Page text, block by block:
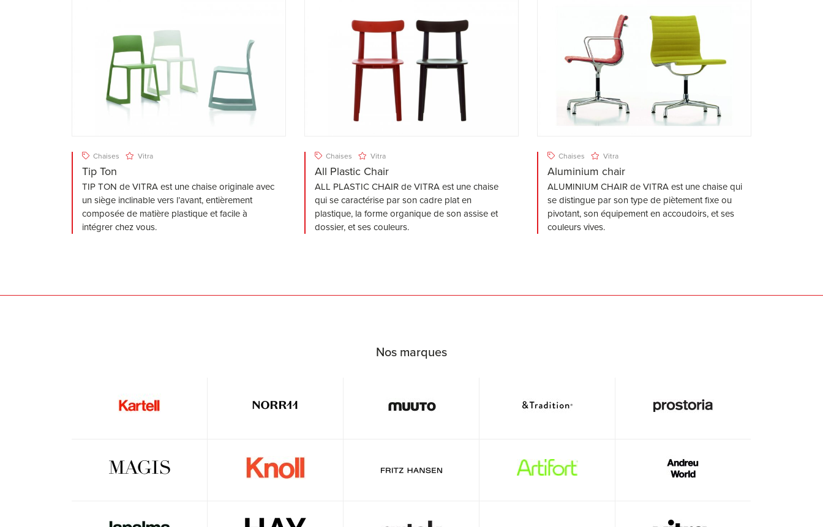
Chaises Vitra
Tip Ton
TIP TON de VITRA est une chaise originale avec
un siège inclinable vers l’avant, entièrement
composée de matière plastique et facile à
intégrer chez vous.
Chaises Vitra
All Plastic Chair
ALL PLASTIC CHAIR de VITRA est une chaise
qui se caractérise par son cadre plat en
plastique, la forme organique de son assise et
dossier, et ses couleurs.
Chaises Vitra
Aluminium chair
ALUMINIUM CHAIR de VITRA est une chaise qui
se distingue par son type de piètement fixe ou
pivotant, son équipement en accoudoirs, et ses
couleurs vives.
Nos marques